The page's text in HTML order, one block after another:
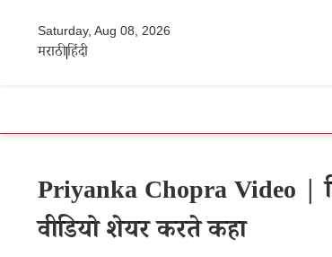
Saturday, Aug 08, 2026
मराठीहिंदी
Priyanka Chopra Video |
वीडियो शेयर करते कहा